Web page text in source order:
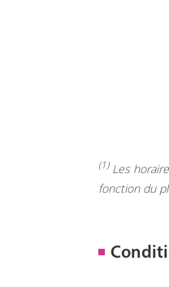
(1)Les
fonction du